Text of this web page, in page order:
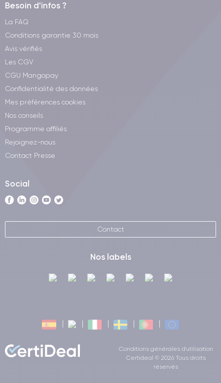
Besoin d'infos ?
La FAQ
Conditions garantie 30 mois
Avis vérifiés
Les CGV
CGU Mangopay
Confidentialité des données
Mes préférences cookies
Nos conseils
Programme affiliés
Rejoignez-nous
Contact Presse
Social
Contact
Nos labels
Conditions générales d'utilisation
Certideal © 2026 Tous droits
réservés